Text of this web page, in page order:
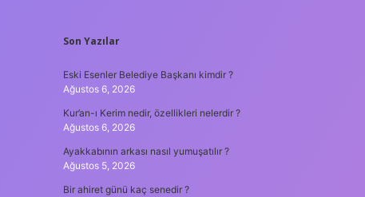
SIDEBAR
Son Yazılar
Eski Esenler Belediye Başkanı kimdir ?
Ağustos 6, 2026
Kur’an-ı Kerim nedir, özellikleri nelerdir ?
Ağustos 6, 2026
Ayakkabının arkası nasıl yumuşatılır ?
Ağustos 5, 2026
Bir ahiret günü kaç senedir ?
hiltonbet